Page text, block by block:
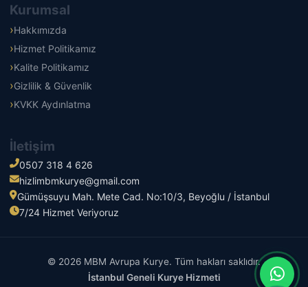
Kurumsal
Hakkımızda
Hizmet Politikamız
Kalite Politikamız
Gizlilik & Güvenlik
KVKK Aydınlatma
İletişim
0507 318 4 626
hizlimbmkurye@gmail.com
Gümüşsuyu Mah. Mete Cad. No:10/3, Beyoğlu / İstanbul
7/24 Hizmet Veriyoruz
© 2026 MBM Avrupa Kurye. Tüm hakları saklıdır.
İstanbul Geneli Kurye Hizmeti